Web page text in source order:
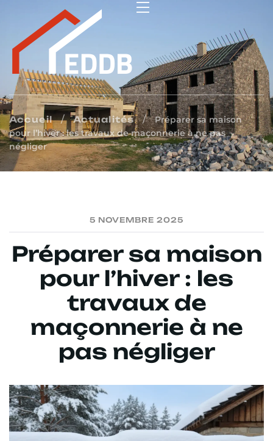
Accueil / Actualités / Préparer sa maison
pour l’hiver : les travaux de maçonnerie à ne pas
négliger
5 NOVEMBRE 2025
Préparer sa maison
pour l’hiver : les
travaux de
maçonnerie à ne
pas négliger